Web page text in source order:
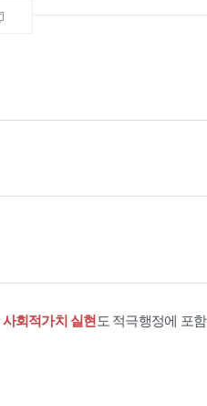
사회적가치 실현 도 적극행정에 포함